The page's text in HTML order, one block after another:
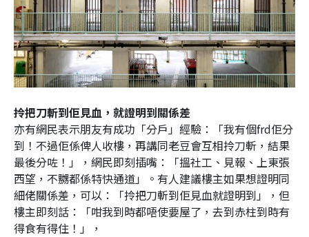
拎把刀斬到佢見血，就證明到關係差
亦有網民表示朋友有成功「分戶」經驗：「我有個frd佢分
到！不過佢係俾人收樓，再講同老豆會互相拎刀斬，結果
最後分咗！」，網民即刻插嘴：「搵社工、見報、上東張
西望，不嬲都係特快通道」。有人建議樓主如果想證明同
細佬關係差，可以：「拎把刀斬到佢見血就證明到」，但
樓主即刻話：「咁我到時都唔使要屋了，去到赤柱到時有
得食有得住！」，